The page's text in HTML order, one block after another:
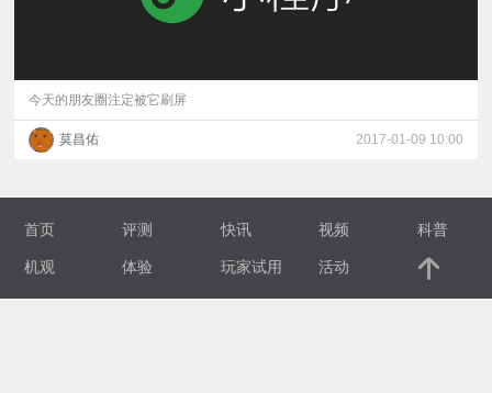
普
专
今天的朋友圈注定被它刷屏
莫昌佑 2017-01-09 10:00
首页 评测 快讯 视频 科普
机观 体验 玩家试用 活动